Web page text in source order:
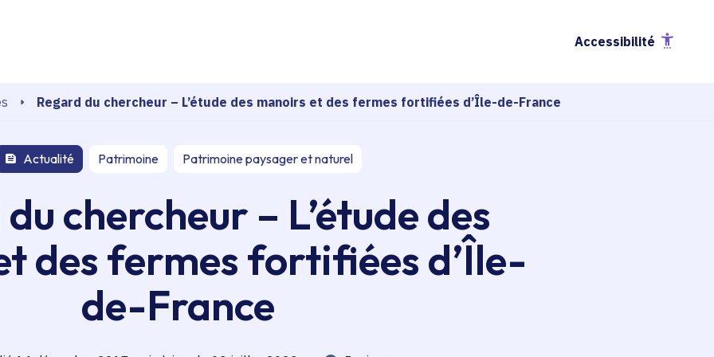
Accessibilité
Regard du chercheur – L’étude des manoirs et des fermes fortifiées d’Île-de-France
Actualité Patrimoine Patrimoine paysager et naturel
chercheur – L’étude des
des fermes fortifiées d’Île-
de-France